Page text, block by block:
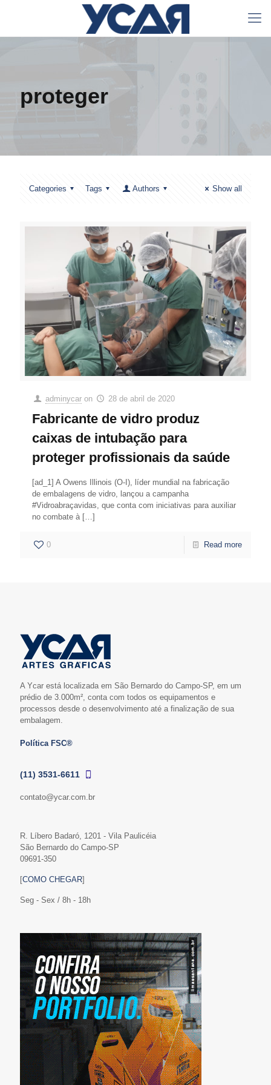
proteger
Categories Tags Authors Show all
adminycar on 28 de abril de 2020
Fabricante de vidro produz
caixas de intubação para
proteger profissionais da saúde
[ad_1] A Owens Illinois (O-I), líder mundial na fabricação
de embalagens de vidro, lançou a campanha
#Vidroabraçavidas, que conta com iniciativas para auxiliar
no combate à[…]
0 Read more
A Ycar está localizada em São Bernardo do Campo-SP, em um
prédio de 3.000m², conta com todos os equipamentos e
processos desde o desenvolvimento até a finalização de sua
embalagem.
Política FSC®
(11) 3531-6611
contato@ycar.com.br
R. Líbero Badaró, 1201 - Vila Paulicéia
São Bernardo do Campo-SP
09691-350
[COMO CHEGAR]
Seg - Sex / 8h - 18h